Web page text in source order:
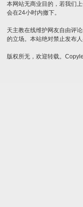
本网站无商业目的，若我们
会在24小时内撤下。
天主教在线维护网友自由评
的立场。本站绝对禁止发布
版权所无，欢迎转载。